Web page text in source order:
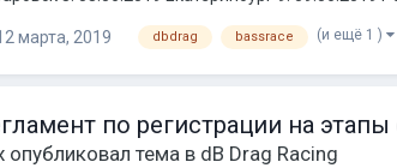
марта, 2019 dbdrag bassrace (и ещё 1 )
по регистрации на этапы
опубликовал тема в dB Drag Racing